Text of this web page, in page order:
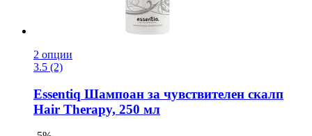
2 опции
3.5 (2)
Essentiq Шампоан за чувствителен скалп
Hair Therapy, 250 мл